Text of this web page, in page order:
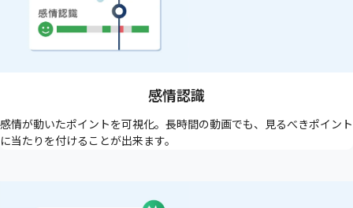
感情認識
感情が動いたポイントを可視化。長時間の動画でも、見るべきポイント
に当たりを付けることが出来ます。